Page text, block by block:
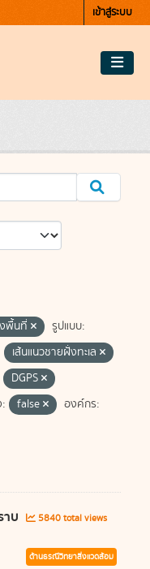
เข้าสู่ระบบ
พื้นที่
รูปแบบ:
เส้นแนวชายฝั่งทะเล
DGPS
: false
องค์กร:
าบ
5840 total views
ด้านธรณีวิทยาสิ่งแวดล้อม